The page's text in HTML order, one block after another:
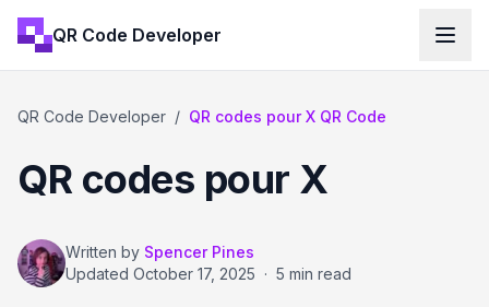
QR Code Developer
QR Code Developer / QR codes pour X QR Code
QR codes pour X
Written by Spencer Pines
Updated October 17, 2025 · 5 min read